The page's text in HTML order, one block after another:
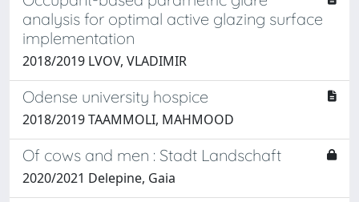
analysis for optimal active glazing surface
implementation
2018/2019 LVOV, VLADIMIR
Odense university hospice
2018/2019 TAAMMOLI, MAHMOOD
Of cows and men : Stadt Landschaft
2020/2021 Delepine, Gaia